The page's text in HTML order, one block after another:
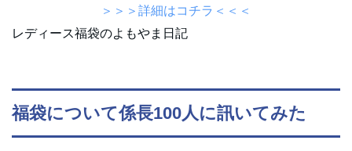
＞＞＞詳細はコチラ＜＜＜
レディース福袋のよもやま日記
福袋について係長100人に訊いてみた